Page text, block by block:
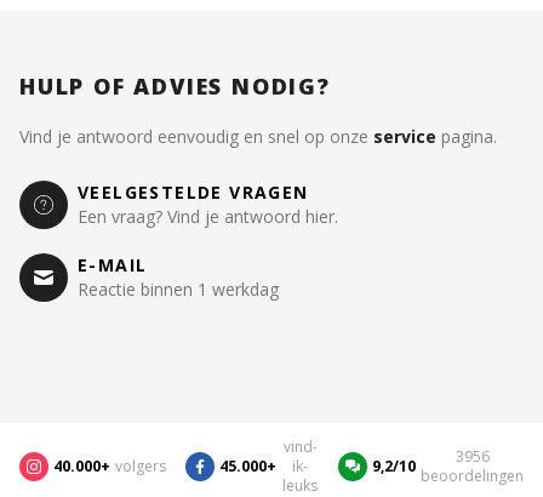
HULP OF ADVIES NODIG?
Vind je antwoord eenvoudig en snel op onze service pagina.
VEELGESTELDE VRAGEN
Een vraag? Vind je antwoord hier.
E-MAIL
Reactie binnen 1 werkdag
40.000+ volgers 45.000+
vind-
ik-
leuks
9,2/10
3956
beoordelingen